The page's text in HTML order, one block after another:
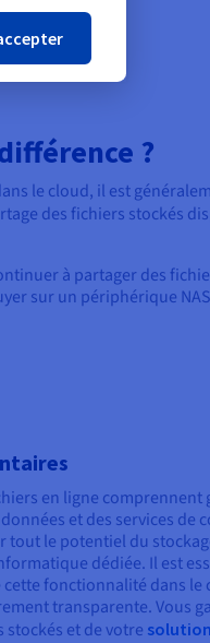
?
le cloud, il est
des fichiers stockés
à partager des
sur un périphérique
en ligne comprennent
et des services de
tout le potentiel du
dédiée. Il est
fonctionnalité dans le
transparente. Vous
et de votre